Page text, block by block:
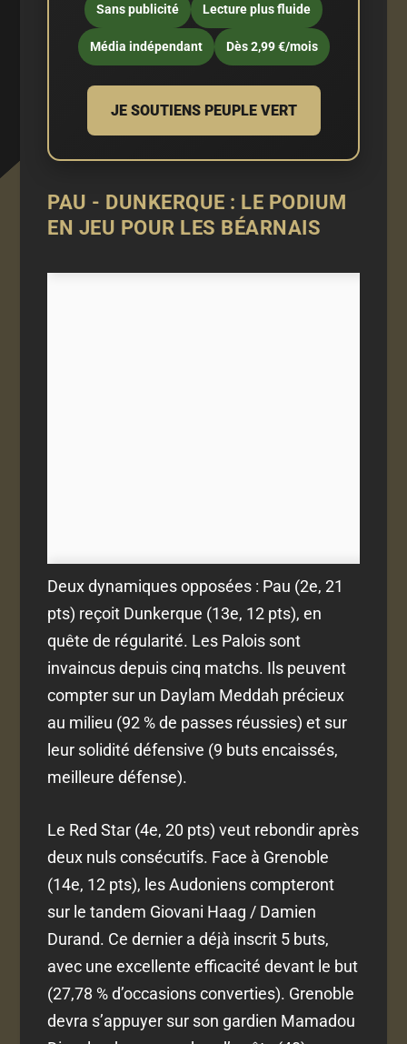
Sans publicité Lecture plus fluide
Média indépendant Dès 2,99 €/mois
JE SOUTIENS PEUPLE VERT
PAU - DUNKERQUE : LE PODIUM
EN JEU POUR LES BÉARNAIS
Deux dynamiques opposées : Pau (2e, 21
pts) reçoit Dunkerque (13e, 12 pts), en
quête de régularité. Les Palois sont
invaincus depuis cinq matchs. Ils peuvent
compter sur un Daylam Meddah précieux
au milieu (92 % de passes réussies) et sur
leur solidité défensive (9 buts encaissés,
meilleure défense).
Le Red Star (4e, 20 pts) veut rebondir après
deux nuls consécutifs. Face à Grenoble
(14e, 12 pts), les Audoniens compteront
sur le tandem Giovani Haag / Damien
Durand. Ce dernier a déjà inscrit 5 buts,
avec une excellente efficacité devant le but
(27,78 % d’occasions converties). Grenoble
devra s’appuyer sur son gardien Mamadou